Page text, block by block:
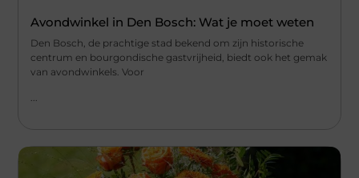
Avondwinkel in Den Bosch: Wat je moet weten
Den Bosch, de prachtige stad bekend om zijn historische
centrum en bourgondische gastvrijheid, biedt ook het gemak
van avondwinkels. Voor
...